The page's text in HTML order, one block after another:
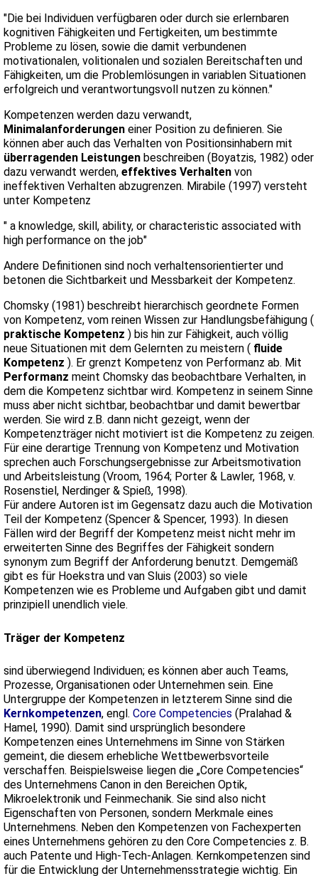
"Die bei Individuen verfügbaren oder durch sie erlernbaren
kognitiven Fähigkeiten und Fertigkeiten, um bestimmte
Probleme zu lösen, sowie die damit verbundenen
motivationalen, volitionalen und sozialen Bereitschaften und
Fähigkeiten, um die Problemlösungen in variablen Situationen
erfolgreich und verantwortungsvoll nutzen zu können."
Kompetenzen werden dazu verwandt,
Minimalanforderungen einer Position zu definieren. Sie
können aber auch das Verhalten von Positionsinhabern mit
überragenden Leistungen beschreiben (Boyatzis, 1982) oder
dazu verwandt werden, effektives Verhalten von
ineffektiven Verhalten abzugrenzen. Mirabile (1997) versteht
unter Kompetenz
" a knowledge, skill, ability, or characteristic associated with
high performance on the job"
Andere Definitionen sind noch verhaltensorientierter und
betonen die Sichtbarkeit und Messbarkeit der Kompetenz.
Chomsky (1981) beschreibt hierarchisch geordnete Formen
von Kompetenz, vom reinen Wissen zur Handlungsbefähigung (
praktische Kompetenz ) bis hin zur Fähigkeit, auch völlig
neue Situationen mit dem Gelernten zu meistern ( fluide
Kompetenz ). Er grenzt Kompetenz von Performanz ab. Mit
Performanz meint Chomsky das beobachtbare Verhalten, in
dem die Kompetenz sichtbar wird. Kompetenz in seinem Sinne
muss aber nicht sichtbar, beobachtbar und damit bewertbar
werden. Sie wird z.B. dann nicht gezeigt, wenn der
Kompetenzträger nicht motiviert ist die Kompetenz zu zeigen.
Für eine derartige Trennung von Kompetenz und Motivation
sprechen auch Forschungsergebnisse zur Arbeitsmotivation
und Arbeitsleistung (Vroom, 1964; Porter & Lawler, 1968, v.
Rosenstiel, Nerdinger & Spieß, 1998).
Für andere Autoren ist im Gegensatz dazu auch die Motivation
Teil der Kompetenz (Spencer & Spencer, 1993). In diesen
Fällen wird der Begriff der Kompetenz meist nicht mehr im
erweiterten Sinne des Begriffes der Fähigkeit sondern
synonym zum Begriff der Anforderung benutzt. Demgemäß
gibt es für Hoekstra und van Sluis (2003) so viele
Kompetenzen wie es Probleme und Aufgaben gibt und damit
prinzipiell unendlich viele.
Träger der Kompetenz
sind überwiegend Individuen; es können aber auch Teams,
Prozesse, Organisationen oder Unternehmen sein. Eine
Untergruppe der Kompetenzen in letzterem Sinne sind die
Kernkompetenzen, engl. Core Competencies (Pralahad &
Hamel, 1990). Damit sind ursprünglich besondere
Kompetenzen eines Unternehmens im Sinne von Stärken
gemeint, die diesem erhebliche Wettbewerbsvorteile
verschaffen. Beispielsweise liegen die „Core Competencies“
des Unternehmens Canon in den Bereichen Optik,
Mikroelektronik und Feinmechanik. Sie sind also nicht
Eigenschaften von Personen, sondern Merkmale eines
Unternehmens. Neben den Kompetenzen von Fachexperten
eines Unternehmens gehören zu den Core Competencies z. B.
auch Patente und High-Tech-Anlagen. Kernkompetenzen sind
für die Entwicklung der Unternehmensstrategie wichtig. Ein